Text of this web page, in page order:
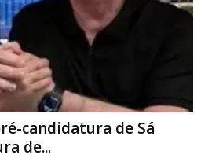
candidatura de Sá
de...